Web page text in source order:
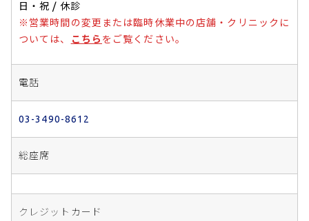
日・祝 / 休診
※営業時間の変更または臨時休業中の店舗・クリニックに
ついては、
こちら をご覧ください。
電話
03-3490-8612
総座席
クレジットカード